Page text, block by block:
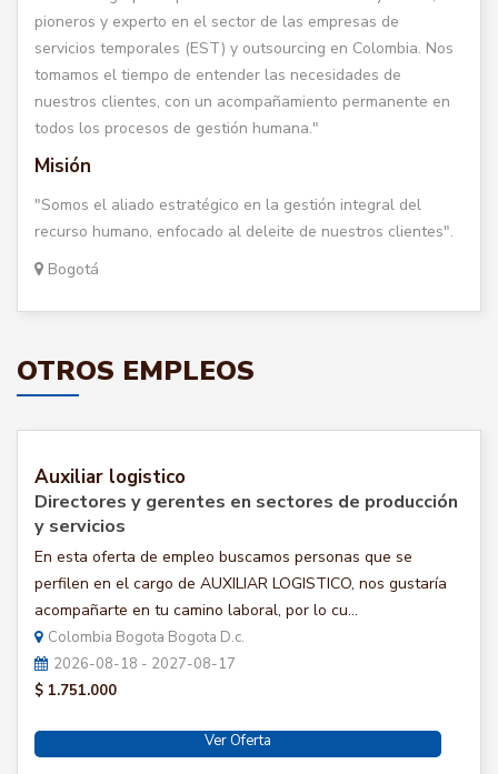
pioneros y experto en el sector de las empresas de
servicios temporales (EST) y outsourcing en Colombia. Nos
tomamos el tiempo de entender las necesidades de
nuestros clientes, con un acompañamiento permanente en
todos los procesos de gestión humana."
Misión
"Somos el aliado estratégico en la gestión integral del
recurso humano, enfocado al deleite de nuestros clientes".
Bogotá
OTROS EMPLEOS
Auxiliar logistico
Directores y gerentes en sectores de producción
y servicios
En esta oferta de empleo buscamos personas que se
perfilen en el cargo de AUXILIAR LOGISTICO, nos gustaría
acompañarte en tu camino laboral, por lo cu...
Colombia Bogota Bogota D.c.
2026-08-18 - 2027-08-17
$ 1.751.000
Ver Oferta